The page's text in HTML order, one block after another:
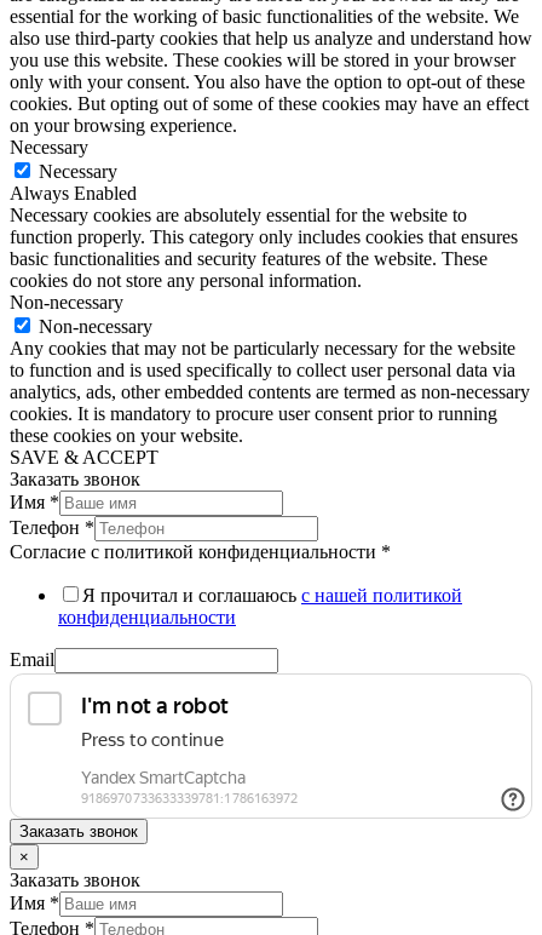
essential for the working of basic functionalities of the website. We
also use third-party cookies that help us analyze and understand how
you use this website. These cookies will be stored in your browser
only with your consent. You also have the option to opt-out of these
cookies. But opting out of some of these cookies may have an effect
on your browsing experience.
Necessary
Necessary
Always Enabled
Necessary cookies are absolutely essential for the website to
function properly. This category only includes cookies that ensures
basic functionalities and security features of the website. These
cookies do not store any personal information.
Non-necessary
Non-necessary
Any cookies that may not be particularly necessary for the website
to function and is used specifically to collect user personal data via
analytics, ads, other embedded contents are termed as non-necessary
cookies. It is mandatory to procure user consent prior to running
these cookies on your website.
SAVE & ACCEPT
Заказать звонок
Имя *
Телефон *
Согласие с политикой конфиденциальности *
Я прочитал и соглашаюсь с нашей политикой
конфиденциальности
Email
Заказать звонок
×
Заказать звонок
Имя *
Телефон *